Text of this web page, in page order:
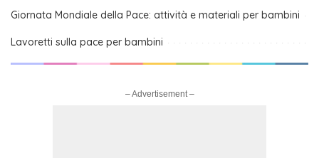
Giornata Mondiale della Pace: attività e materiali per bambini
Lavoretti sulla pace per bambini
– Advertisement –